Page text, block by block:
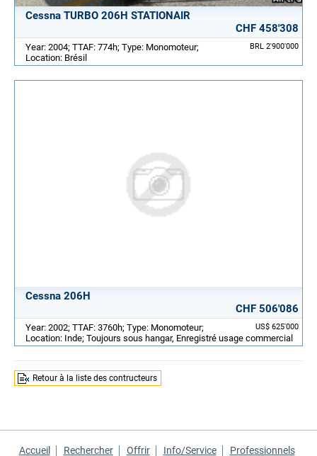
Cessna TURBO 206H STATIONAIR
CHF 458'308
BRL 2'900'000
Year: 2004; TTAF: 774h; Type: Monomoteur;
Location: Brésil
Cessna 206H
CHF 506'086
US$ 625'000
Year: 2002; TTAF: 3760h; Type: Monomoteur;
Location: Inde; Toujours sous hangar, Enregistré usage commercial
Retour à la liste des contructeurs
Accueil Rechercher Offrir Info/Service
Professionnels